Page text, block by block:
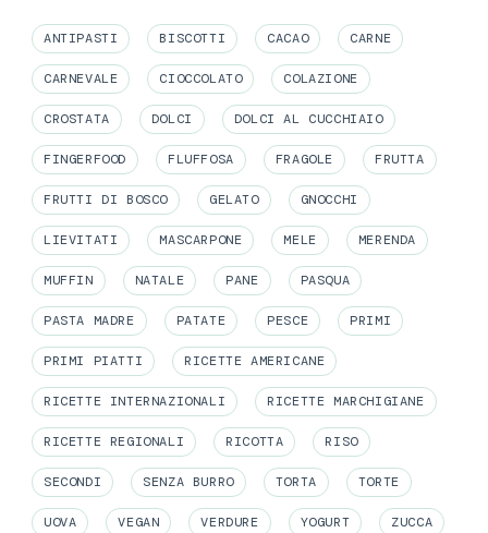
ANTIPASTI BISCOTTI CACAO CARNE
CARNEVALE CIOCCOLATO COLAZIONE
CROSTATA DOLCI DOLCI AL CUCCHIAIO
FINGERFOOD FLUFFOSA FRAGOLE FRUTTA
FRUTTI DI BOSCO GELATO GNOCCHI
LIEVITATI MASCARPONE MELE MERENDA
MUFFIN NATALE PANE PASQUA
PASTA MADRE PATATE PESCE PRIMI
PRIMI PIATTI RICETTE AMERICANE
RICETTE INTERNAZIONALI RICETTE MARCHIGIANE
RICETTE REGIONALI RICOTTA RISO
SECONDI SENZA BURRO TORTA TORTE
UOVA VEGAN VERDURE YOGURT ZUCCA